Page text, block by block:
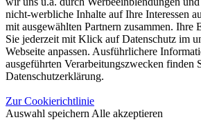
nicht-werbliche Inhalte auf Ihre Interessen
mit ausgewählten Partnern zusammen. Ihre
Sie jederzeit mit Klick auf Datenschutz im
Webseite anpassen. Ausführlichere
ausgeführten Verarbeitungszwecken finden
Datenschutzerklärung.
Zur Cookierichtlinie
Auswahl speichern Alle akzeptieren